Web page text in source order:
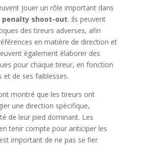
jouer un rôle important dans
penalty shoot-out. Ils peuvent
des tireurs adverses, afin
en matière de direction et
également élaborer des
pour chaque tireur, en fonction
de ses faiblesses.
montré que les tireurs ont
une direction spécifique,
de leur pied dominant. Les
tenir compte pour anticiper les
important de ne pas se fier